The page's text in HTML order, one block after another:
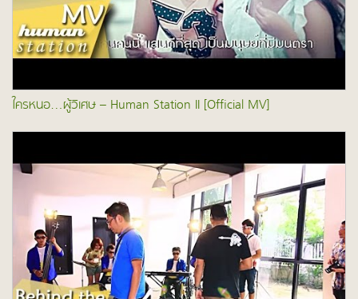
ใครหนอ…ผู้วิเศษ – Human Station II [Official MV]